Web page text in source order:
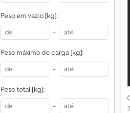
Peso em vazio [kg]:
-
Peso máximo de carga [kg]:
-
Peso total [kg]:
-